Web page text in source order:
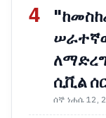
4
ሲቪል
ሰኞ ነሐሴ 12,